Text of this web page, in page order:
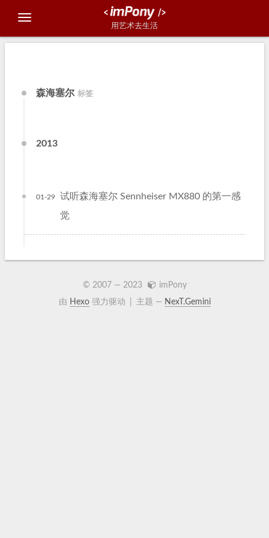
用艺术去生活
森海塞尔 标签
2013
试听森海塞尔 Sennheiser MX880 的第一感
觉
01-29
© 2007 — 2023
imPony
由 Hexo强力驱动 主题 — NexT.Gemini